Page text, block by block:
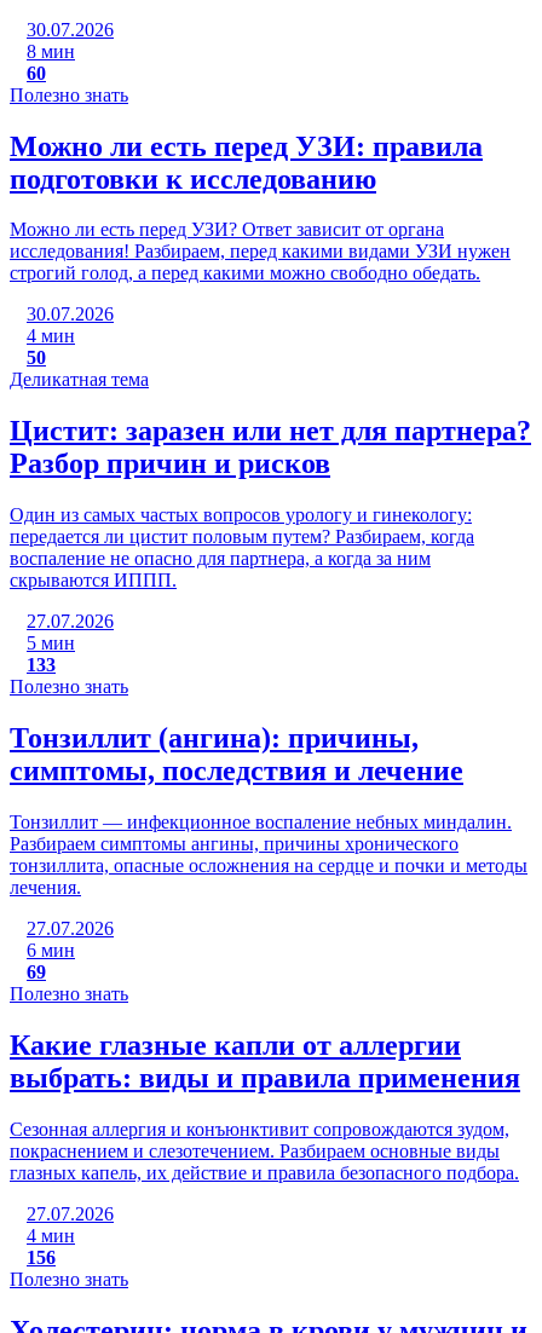
30.07.2026
8 мин
60
Полезно знать
Можно ли есть перед УЗИ: правила
подготовки к исследованию
Можно ли есть перед УЗИ? Ответ зависит от органа
исследования! Разбираем, перед какими видами УЗИ нужен
строгий голод, а перед какими можно свободно обедать.
30.07.2026
4 мин
50
Деликатная тема
Цистит: заразен или нет для партнера?
Разбор причин и рисков
Один из самых частых вопросов урологу и гинекологу:
передается ли цистит половым путем? Разбираем, когда
воспаление не опасно для партнера, а когда за ним
скрываются ИППП.
27.07.2026
5 мин
133
Полезно знать
Тонзиллит (ангина): причины,
симптомы, последствия и лечение
Тонзиллит — инфекционное воспаление небных миндалин.
Разбираем симптомы ангины, причины хронического
тонзиллита, опасные осложнения на сердце и почки и методы
лечения.
27.07.2026
6 мин
69
Полезно знать
Какие глазные капли от аллергии
выбрать: виды и правила применения
Сезонная аллергия и конъюнктивит сопровождаются зудом,
покраснением и слезотечением. Разбираем основные виды
глазных капель, их действие и правила безопасного подбора.
27.07.2026
4 мин
156
Полезно знать